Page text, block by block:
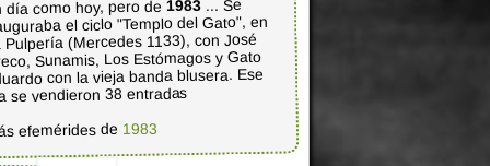
día como hoy, pero de1983 ... Se
el ciclo "Templo del Gato", en
Pulpería (Mercedes 1133), con José
Sunamis, Los Estómagos y Gato
con la vieja banda blusera. Ese
se vendieron 38 entradas
efemérides de 1983